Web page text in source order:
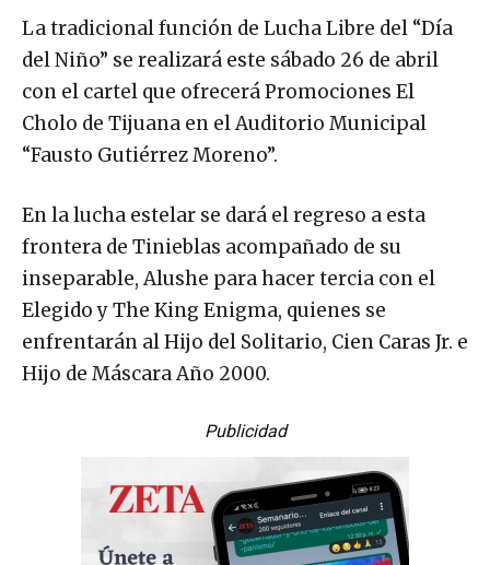
La tradicional función de Lucha Libre del “Día
del Niño” se realizará este sábado 26 de abril
con el cartel que ofrecerá Promociones El
Cholo de Tijuana en el Auditorio Municipal
“Fausto Gutiérrez Moreno”.
En la lucha estelar se dará el regreso a esta
frontera de Tinieblas acompañado de su
inseparable, Alushe para hacer tercia con el
Elegido y The King Enigma, quienes se
enfrentarán al Hijo del Solitario, Cien Caras Jr. e
Hijo de Máscara Año 2000.
Publicidad